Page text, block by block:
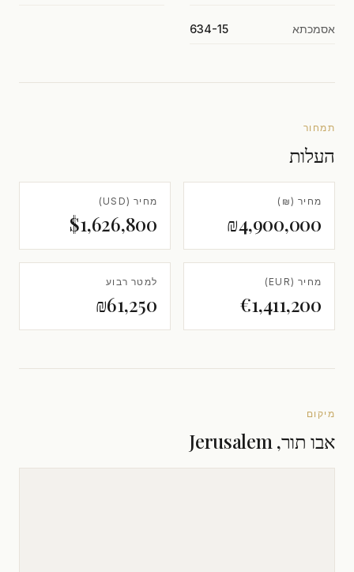
אסמכתא 634-15
תמחור
העלות
מחיר (₪)
₪4,900,000
מחיר (USD)
$1,626,800
מחיר (EUR)
€1,411,200
למטר רבוע
₪61,250
מיקום
אבו תור, Jerusalem